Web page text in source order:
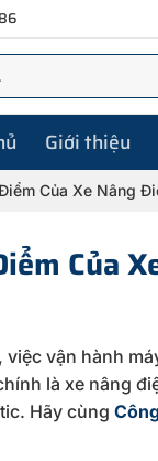
Giới thiệu
Của Xe Nâng
Của
vận hành
là xe nâng
Hãy cùng